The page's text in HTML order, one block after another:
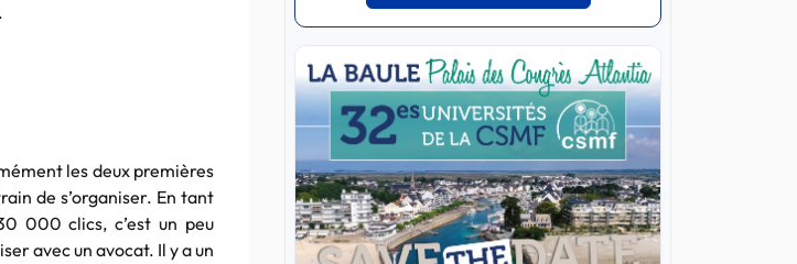
les deux premières
de s’organiser. En tant
000 clics, c’est un peu
avec un avocat. Il y a un